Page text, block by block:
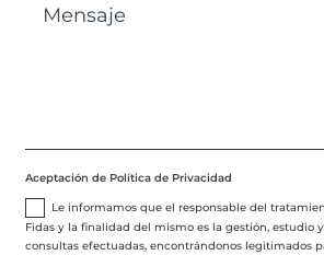
Aceptación de Política de Privacidad
Le informamos que el responsable del
Fidas y la finalidad del mismo es la gestión, estudio
consultas efectuadas, encontrándonos legitimados